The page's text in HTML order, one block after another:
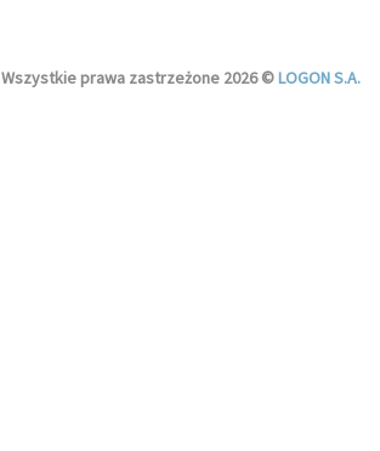
Wszystkie prawa zastrzeżone 2026 ©LOGON S.A.